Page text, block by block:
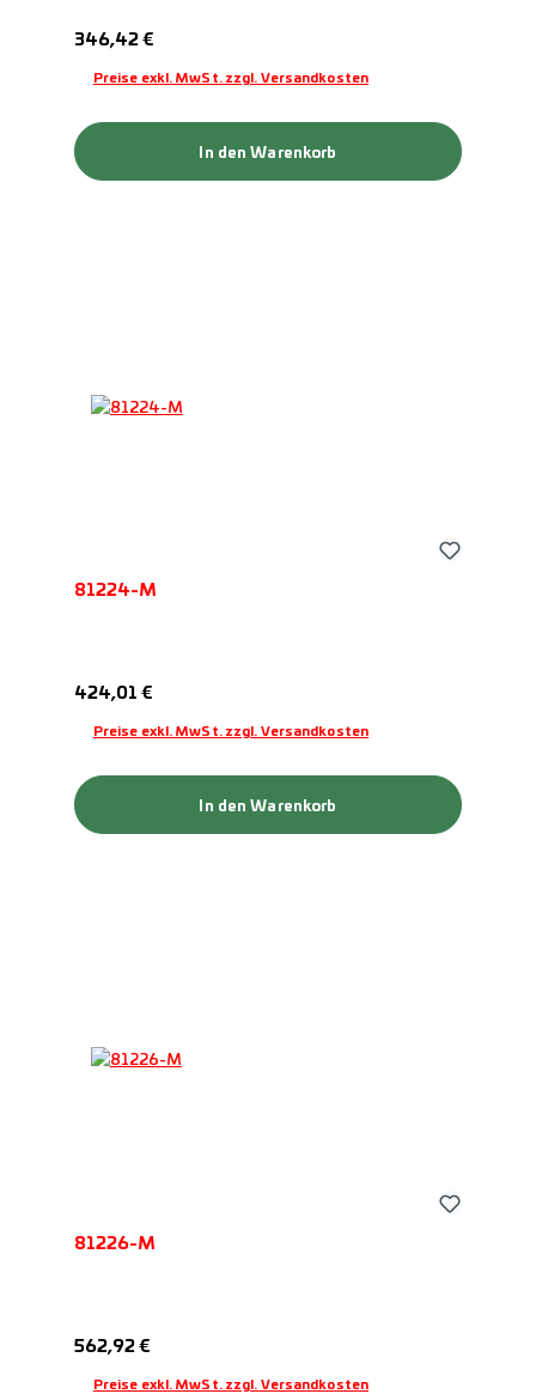
Regulärer Preis:
346,42 €
Preise exkl. MwSt. zzgl. Versandkosten
In den Warenkorb
81224-M
Regulärer Preis:
424,01 €
Preise exkl. MwSt. zzgl. Versandkosten
In den Warenkorb
81226-M
Regulärer Preis:
562,92 €
Preise exkl. MwSt. zzgl. Versandkosten